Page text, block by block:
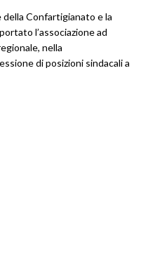
Confartigianato e la
l’associazione ad
nella
di posizioni sindacali a